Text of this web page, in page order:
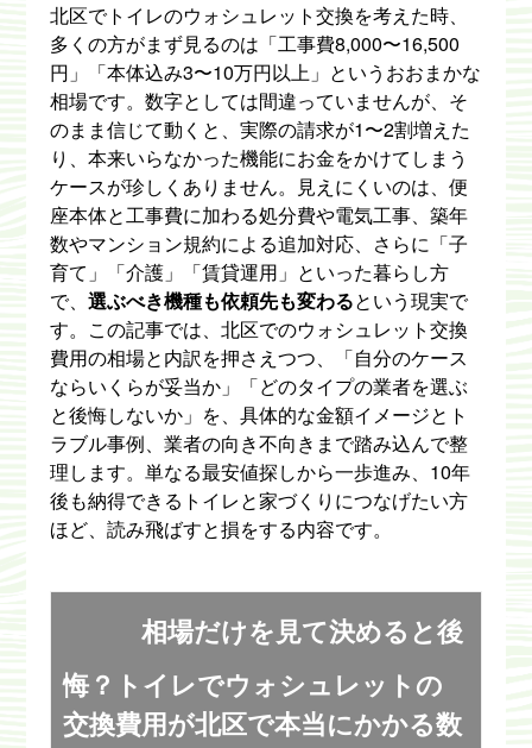
北区でトイレのウォシュレット交換を考えた時、
多くの方がまず見るのは「工事費8,000〜16,500
円」「本体込み3〜10万円以上」というおおまかな
相場です。数字としては間違っていませんが、そ
のまま信じて動くと、実際の請求が1〜2割増えた
り、本来いらなかった機能にお金をかけてしまう
ケースが珍しくありません。見えにくいのは、便
座本体と工事費に加わる処分費や電気工事、築年
数やマンション規約による追加対応、さらに「子
育て」「介護」「賃貸運用」といった暮らし方
で、選ぶべき機種も依頼先も変わるという現実で
す。この記事では、北区でのウォシュレット交換
費用の相場と内訳を押さえつつ、「自分のケース
ならいくらが妥当か」「どのタイプの業者を選ぶ
と後悔しないか」を、具体的な金額イメージとト
ラブル事例、業者の向き不向きまで踏み込んで整
理します。単なる最安値探しから一歩進み、10年
後も納得できるトイレと家づくりにつなげたい方
ほど、読み飛ばすと損をする内容です。
相場だけを見て決めると後
悔？トイレでウォシュレットの
交換費用が北区で本当にかかる数